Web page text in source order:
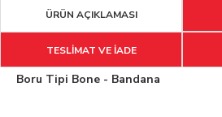
ÜRÜN AÇIKLAMASI
TESLİMAT VE İADE
Boru Tipi Bone - Bandana